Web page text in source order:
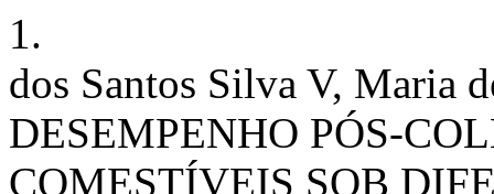
1.
dos Santos Silva V, Maria
DESEMPENHO PÓS-
COMESTÍVEIS SOB